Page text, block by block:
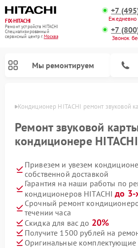
FIX-HITACHI
Ремонт устройств HITACHI
Специализированный
cервисный центр г.Москва
+7
+7
Звонок
Мы ремонтируем
Кондиционер HITACHI ремонт звуковой
Ремонт звуковой
кондиционере
Привезем и увезем
собственной доставкой
Гарантия на наши работы по
кондиционеров HITACHIдо 3-
Срочный ремонт
течении часа
Скидка для вас до 20%
Получите 1500 рублей на
Оригинальные комплектующие